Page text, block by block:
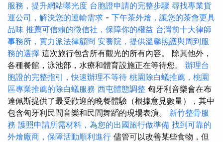
服務，提升網站曝光度 台胞證申請的完整步驟 尋找專業貨
運公司，解決您的運輸需求 - 下午茶外燴，讓您的茶會更具
品味 推薦可信賴的徵信社，保障你的權益 台灣前十大律師
事務所，實力派法律顧問 安養院，提供溫馨照護與周到服
務的選擇 這次旅行包含所有觀光的所有內容。 除其他外，
各種餐館，泳池部，水療和體育設施正在等待您。 辦理台
胞證的完整指引，快速辦理不等待 桃園除白蟻推薦，桃園
區專業推薦的除白蟻服務 西屯體態調整 匈牙利音樂會在布
達佩斯提供了最受歡迎的晚餐體驗（根據意見數量），其中
包含匈牙利民間音樂和民間舞蹈的現場表演。 新竹整骨服
務 護照申請所需材料，為您的出國旅行做準備 找到可靠的
外燴廠商，保障活動順利進行 儘管可以改善某些食物，但